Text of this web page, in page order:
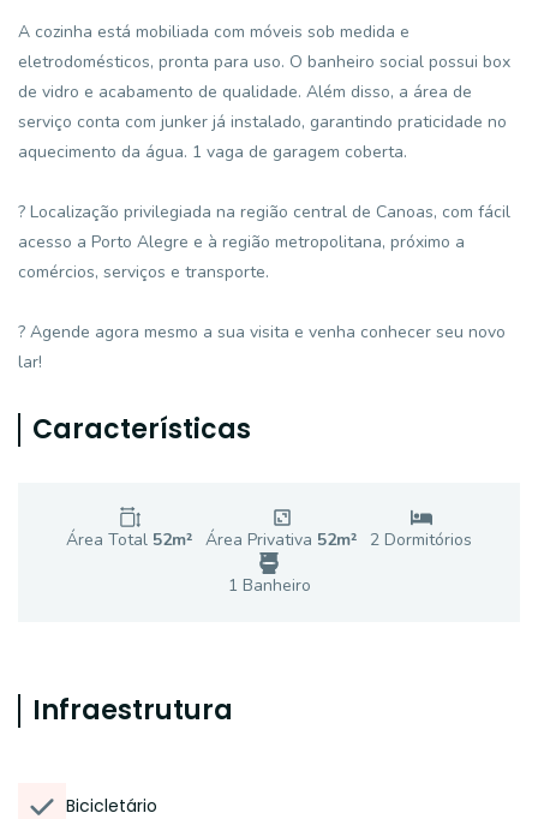
A cozinha está mobiliada com móveis sob medida e
eletrodomésticos, pronta para uso. O banheiro social possui box
de vidro e acabamento de qualidade. Além disso, a área de
serviço conta com junker já instalado, garantindo praticidade no
aquecimento da água. 1 vaga de garagem coberta.
? Localização privilegiada na região central de Canoas, com fácil
acesso a Porto Alegre e à região metropolitana, próximo a
comércios, serviços e transporte.
? Agende agora mesmo a sua visita e venha conhecer seu novo
lar!
Características
Área Total 52m² Área Privativa 52m² 2 Dormitórios
1 Banheiro
Infraestrutura
Bicicletário